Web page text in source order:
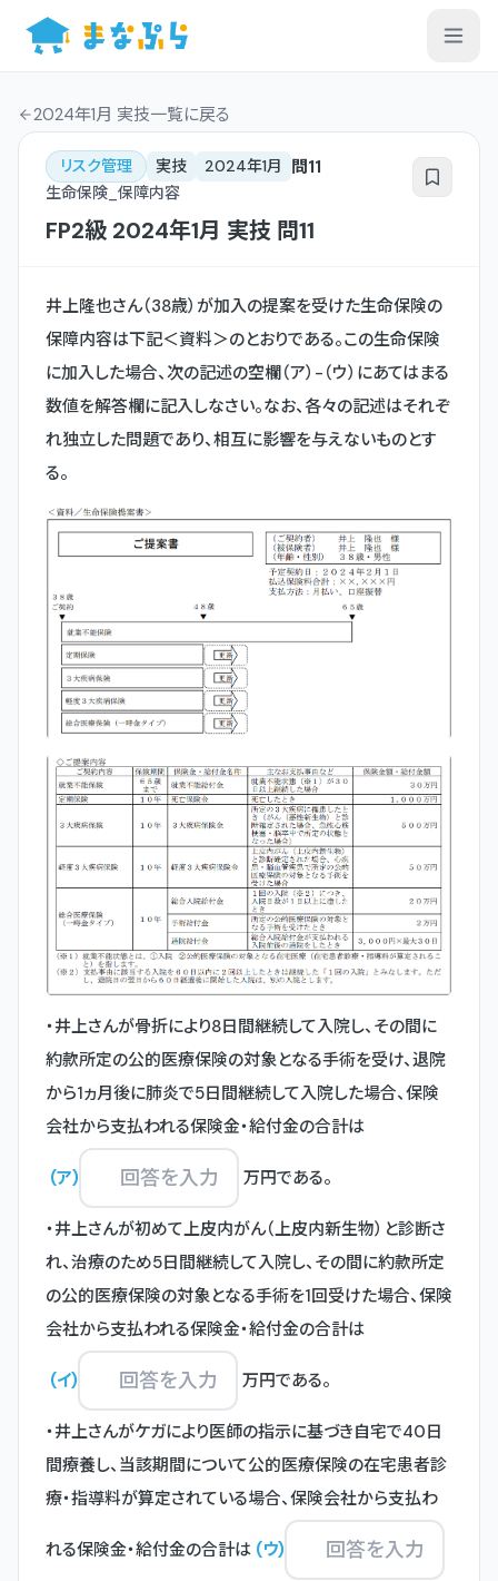
2024年1月 実技一覧に戻る
リスク管理 実技 2024年1月 問11
生命保険_保障内容
FP2級 2024年1月 実技 問11
井上隆也さん（38歳）が加入の提案を受けた生命保険の
保障内容は下記＜資料＞のとおりである。この生命保険
に加入した場合、次の記述の空欄（ア）-（ウ）にあてはまる
数値を解答欄に記入しなさい。なお、各々の記述はそれぞ
れ独立した問題であり、相互に影響を与えないものとす
る。
・井上さんが骨折により8日間継続して入院し、その間に
約款所定の公的医療保険の対象となる手術を受け、退院
から1ヵ月後に肺炎で5日間継続して入院した場合、保険
会社から支払われる保険金・給付金の合計は
(ア) 万円である。
・井上さんが初めて上皮内がん（上皮内新生物）と診断さ
れ、治療のため5日間継続して入院し、その間に約款所定
の公的医療保険の対象となる手術を1回受けた場合、保険
会社から支払われる保険金・給付金の合計は
(イ) 万円である。
・井上さんがケガにより医師の指示に基づき自宅で40日
間療養し、当該期間について公的医療保険の在宅患者診
療・指導料が算定されている場合、保険会社から支払わ
れる保険金・給付金の合計は (ウ)